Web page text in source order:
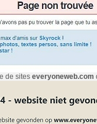
de sites everyoneweb.com